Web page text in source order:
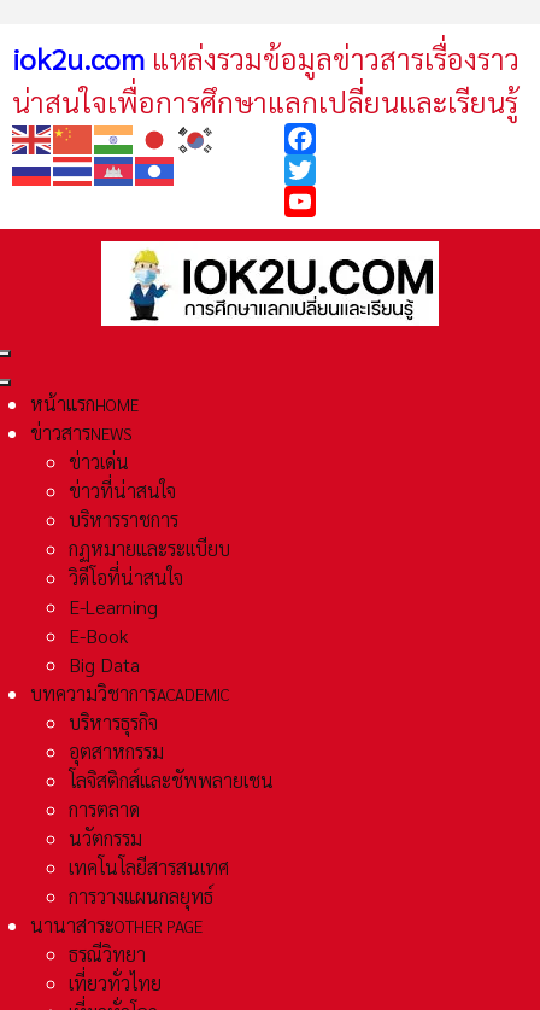
iok2u.com แหล่งรวมข้อมูลข่าวสารเรื่องราว
น่าสนใจเพื่อการศึกษาแลกเปลี่ยนและเรียนรู้
Facebook
Twitter
YouTube
หน้าแรกHOME
ข่าวสารNEWS
ข่าวเด่น
ข่าวที่น่าสนใจ
บริหารราชการ
กฏหมายและระเเบียบ
วิดีโอที่น่าสนใจ
E-Learning
E-Book
Big Data
บทความวิชาการACADEMIC
บริหารธุรกิจ
อุตสาหกรรม
โลจิสติกส์และชัพพลายเชน
การตลาด
นวัตกรรม
เทคโนโลยีสารสนเทศ
การวางแผนกลยุทธ์
นานาสาระOTHER PAGE
ธรณีวิทยา
เที่ยวทั่วไทย